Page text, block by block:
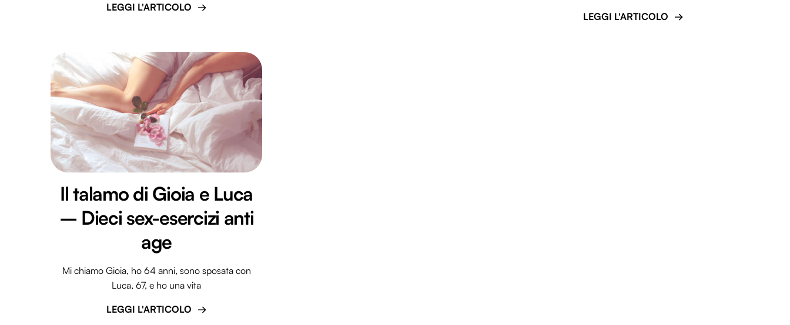
LEGGI L'ARTICOLO
LEGGI L'ARTICOLO
Il talamo di Gioia e Luca
– Dieci sex-esercizi anti
age
Mi chiamo Gioia, ho 64 anni, sono sposata con
Luca, 67, e ho una vita
LEGGI L'ARTICOLO